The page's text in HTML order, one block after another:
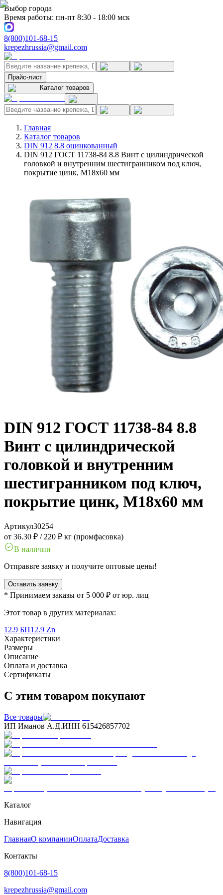
Выбор города
Время работы: пн-пт 8:30 - 18:00 мск
8(800)101-68-15
krepezhrussia@gmail.com
Прайс-лист
Каталог товаров
Главная
Каталог товаров
DIN 912 8.8 оцинкованный
DIN 912 ГОСТ 11738-84 8.8 Винт с цилиндрической
головкой и внутренним шестигранником под ключ,
покрытие цинк, M18x60 мм
DIN 912 ГОСТ 11738-84 8.8
Винт с цилиндрической
головкой и внутренним
шестигранником под ключ,
покрытие цинк, M18x60 мм
Артикул30254
от 36.30 ₽ / 220 ₽ кг (промфасовка)
В наличии
Отправьте заявку и получите оптовые цены!
Оставить заявку
* Принимаем заказы от 5 000 ₽ от юр. лиц
Этот товар в других материалах:
12.9 БП12.9 Zn
Характеристики
Размеры
Описание
Оплата и доставка
Сертификаты
С этим товаром покупают
Все товары
ИП Иманов А.Д.ИНН 615426857702
Каталог
Навигация
ГлавнаяО компанииОплатаДоставка
Контакты
8(800)101-68-15
krepezhrussia@gmail.com